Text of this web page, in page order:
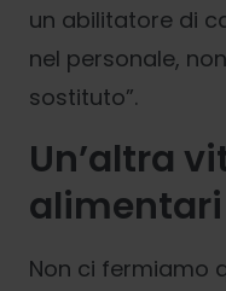
un abilitatore di
nel personale,
sostituto”.
Un’altra
alimentari
Non ci fermiamo